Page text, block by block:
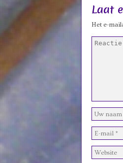
Laat
Het e-